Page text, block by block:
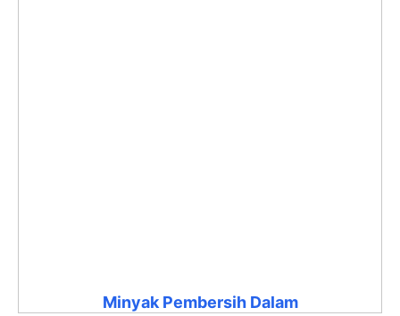
Minyak Pembersih Dalam